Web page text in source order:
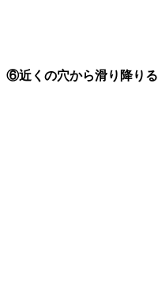
⑥近くの穴から滑り降りる